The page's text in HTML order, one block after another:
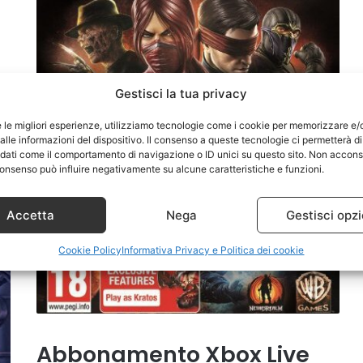
Gestisci la tua privacy
le migliori esperienze, utilizziamo tecnologie come i cookie per memorizzare e/
informazioni del dispositivo. Il consenso a queste tecnologie ci permetterà di
come il comportamento di navigazione o ID unici su questo sito. Non
può influire negativamente su alcune caratteristiche e funzioni.
Accetta Nega Gestisci
Cookie PolicyInformativa Privacy e Politica dei cookie
Abbonamento Xbox Live